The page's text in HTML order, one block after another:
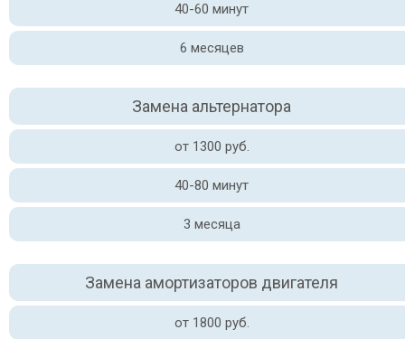
40-60 минут
6 месяцев
Замена альтернатора
от 1300 руб.
40-80 минут
3 месяца
Замена амортизаторов двигателя
от 1800 руб.